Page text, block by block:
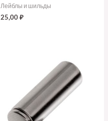
Лейблы и шильды
25,00₽